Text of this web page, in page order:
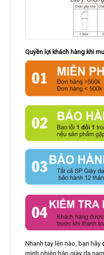
Quyền lợi khách hàng khi
Nhanh tay lên nào, bạn hãy
mình phiên bản giày da